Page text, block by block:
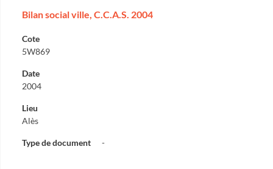
Bilan social ville, C.C.A.S. 2004
Cote
5W869
Date
2004
Lieu
Alès
Type de document -